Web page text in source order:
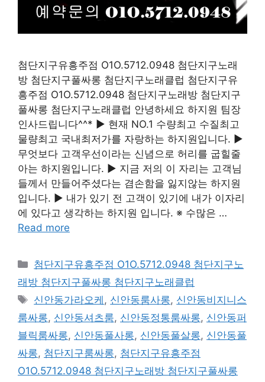
첨단지구유흥주점 O1O.5712.0948 첨단지구노래
방 첨단지구풀싸롱 첨단지구노래클럽 첨단지구유
흥주점 O1O.5712.0948 첨단지구노래방 첨단지구
풀싸롱 첨단지구노래클럽 안녕하세요 하지원 팀장
인사드립니다^^* ▶ 현재 NO.1 수량최고 수질최고
물량최고 국내최저가를 자랑하는 하지원입니다. ▶
무엇보다 고객우선이라는 신념으로 허리를 굽힐줄
아는 하지원입니다. ▶ 지금 저의 이 자리는 고객님
들께서 만들어주셨다는 겸손함을 잃지않는 하지원
입니다. ▶ 내가 있기 전 고객이 있기에 내가 이자리
에 있다고 생각하는 하지원 입니다. ※ 수많은 …
Read more
카
테
리
첨단지구유흥주점 O1O.5712.0948 첨단지구노
래방 첨단지구풀싸롱 첨단지구노래클럽
태
그
신안동가라오케 , 신안동룸사롱, 신안동비지니스
룸싸롱, 신안동셔츠룸, 신안동정통룸싸롱, 신안동퍼
블릭룸싸롱, 신안동풀사롱, 신안동풀살롱, 신안동풀
싸롱, 첨단지구룸싸롱, 첨단지구유흥주점
O1O.5712.0948 첨단지구노래방 첨단지구풀싸롱